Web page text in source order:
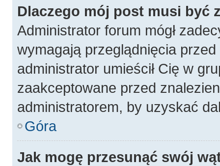
Dlaczego mój post musi być
Administrator forum mógł
wymagają przeglądnięcia
administrator umieścił Cię w
zaakceptowane przed
administratorem, by uzyskać
Góra
Jak mogę przesunąć swój